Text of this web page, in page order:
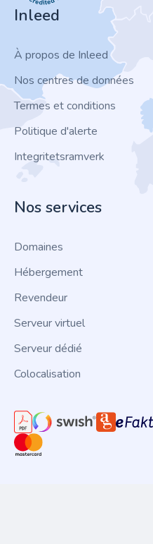
Inleed
À propos de Inleed
Nos centres de données
Termes et conditions
Politique d'alerte
Integritetsramverk
Nos services
Domaines
Hébergement
Revendeur
Serveur virtuel
Serveur dédié
Colocalisation